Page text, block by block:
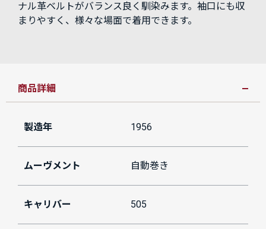
ナル革ベルトがバランス良く馴染みます。袖口にも収
まりやすく、様々な場面で着用できます。
商品詳細
製造年 1956
ムーヴメント 自動巻き
キャリバー 505